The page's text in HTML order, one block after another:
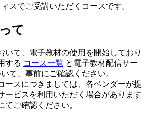
スでご受講いただくコースです。
て
いて、電子教材の使用を開始しており
する コース一覧 と電子教材配信サー
て、事前にご確認ください。
ースにつきましては、各ベンダーが提
ービスを利用いただく場合があります
ご確認ください。